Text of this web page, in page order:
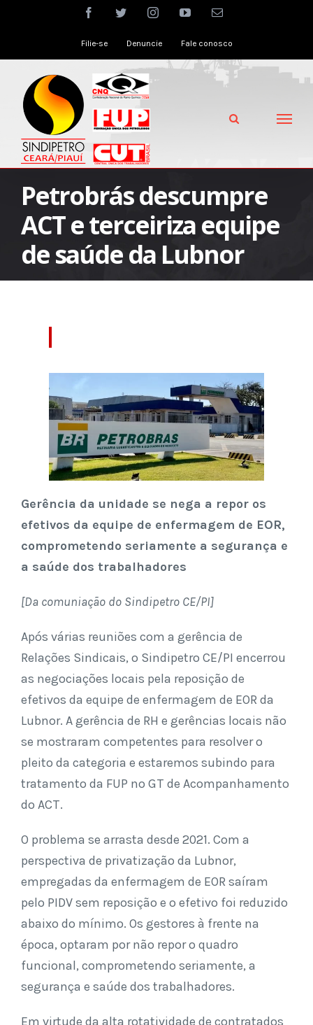
facebooktwitter instagramyoutubeEmail
Filie-se Denuncie Fale conosco
Petrobrás descumpre
ACT e terceiriza equipe
de saúde da Lubnor
Gerência da unidade se nega a repor os
efetivos da equipe de enfermagem de EOR,
comprometendo seriamente a segurança e
a saúde dos trabalhadores
[Da comuniação do Sindipetro CE/PI]
Após várias reuniões com a gerência de
Relações Sindicais, o Sindipetro CE/PI encerrou
as negociações locais pela reposição de
efetivos da equipe de enfermagem de EOR da
Lubnor. A gerência de RH e gerências locais não
se mostraram competentes para resolver o
pleito da categoria e estaremos subindo para
tratamento da FUP no GT de Acompanhamento
do ACT.
O problema se arrasta desde 2021. Com a
perspectiva de privatização da Lubnor,
empregadas da enfermagem de EOR saíram
pelo PIDV sem reposição e o efetivo foi reduzido
abaixo do mínimo. Os gestores à frente na
época, optaram por não repor o quadro
funcional, comprometendo seriamente, a
segurança e saúde dos trabalhadores.
Em virtude da alta rotatividade de contratados